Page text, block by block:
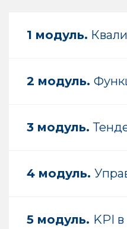
1 модуль.
2 модуль.
3 модуль.
4 модуль.
5 модуль. KPI